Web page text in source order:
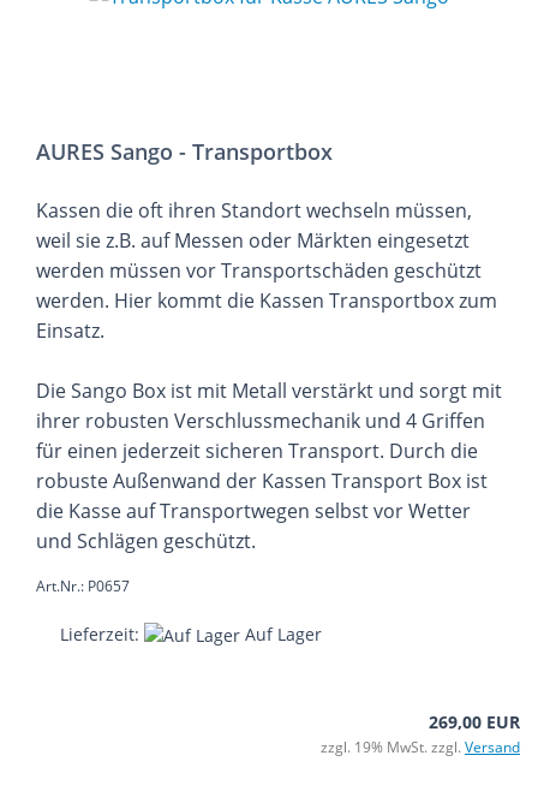
AURES Sango - Transportbox
Kassen die oft ihren Standort wechseln müssen,
weil sie z.B. auf Messen oder Märkten eingesetzt
werden müssen vor Transportschäden geschützt
werden. Hier kommt die Kassen Transportbox zum
Einsatz.
Die Sango Box ist mit Metall verstärkt und sorgt mit
ihrer robusten Verschlussmechanik und 4 Griffen
für einen jederzeit sicheren Transport. Durch die
robuste Außenwand der Kassen Transport Box ist
die Kasse auf Transportwegen selbst vor Wetter
und Schlägen geschützt.
Art.Nr.: P0657
Lieferzeit: Auf Lager
269,00 EUR
zzgl. 19% MwSt. zzgl. Versand